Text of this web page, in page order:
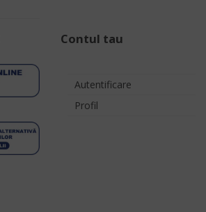
Contul tau
Autentificare
Profil